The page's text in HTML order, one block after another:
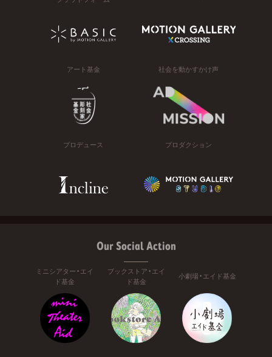
アート基金 社会を動かすかけ声
プロデュース プロダクション
Our Social Action
ミニシアター・エイ
ド基金
ブックストア・エイ
ド基金
小劇場・エイド基金